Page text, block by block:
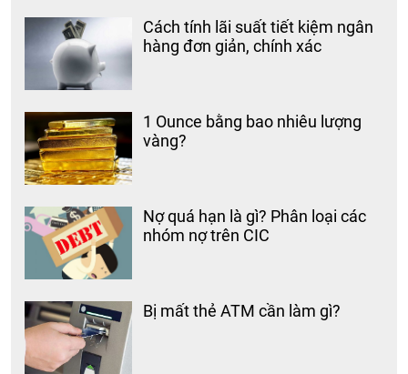
Cách tính lãi suất tiết kiệm ngân
hàng đơn giản, chính xác
1 Ounce bằng bao nhiêu lượng
vàng?
Nợ quá hạn là gì? Phân loại các
nhóm nợ trên CIC
Bị mất thẻ ATM cần làm gì?